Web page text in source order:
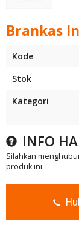
Brankas
Kode
Stok
Kategori
INFO
Silahkan
produk ini.